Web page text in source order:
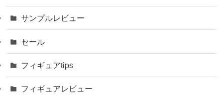
サンプルレビュー
セール
フィギュアtips
フィギュアレビュー